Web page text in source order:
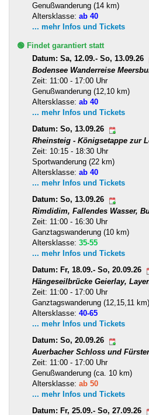
Genußwanderung (14 km)
Altersklasse: ab 40
... mehr Infos und Tickets
🟢 Findet garantiert statt
Datum: Sa, 12.09.- So, 13.09.26
Bodensee Wanderreise
Zeit: 11:00 - 17:00 Uhr
Genußwanderung (12,10 km)
Altersklasse: ab 40
... mehr Infos und Tickets
Datum: So, 13.09.26
Rheinsteig - Königsetappe zur
Zeit: 10:15 - 18:30 Uhr
Sportwanderung (22 km)
Altersklasse: ab 40
... mehr Infos und Tickets
Datum: So, 13.09.26
Rimdidim, Fallendes Wasser,
Zeit: 11:00 - 16:30 Uhr
Ganztagswanderung (10 km)
Altersklasse: 35-55
... mehr Infos und Tickets
Datum: Fr, 18.09.- So, 20.09.26
Hängeseilbrücke Geierlay,
Zeit: 11:00 - 17:00 Uhr
Ganztagswanderung (12,15,11 km)
Altersklasse: 40-65
... mehr Infos und Tickets
Datum: So, 20.09.26
Auerbacher Schloss und
Zeit: 11:00 - 17:00 Uhr
Genußwanderung (ca. 10 km)
Altersklasse: ab 50
... mehr Infos und Tickets
Datum: Fr, 25.09.- So, 27.09.26